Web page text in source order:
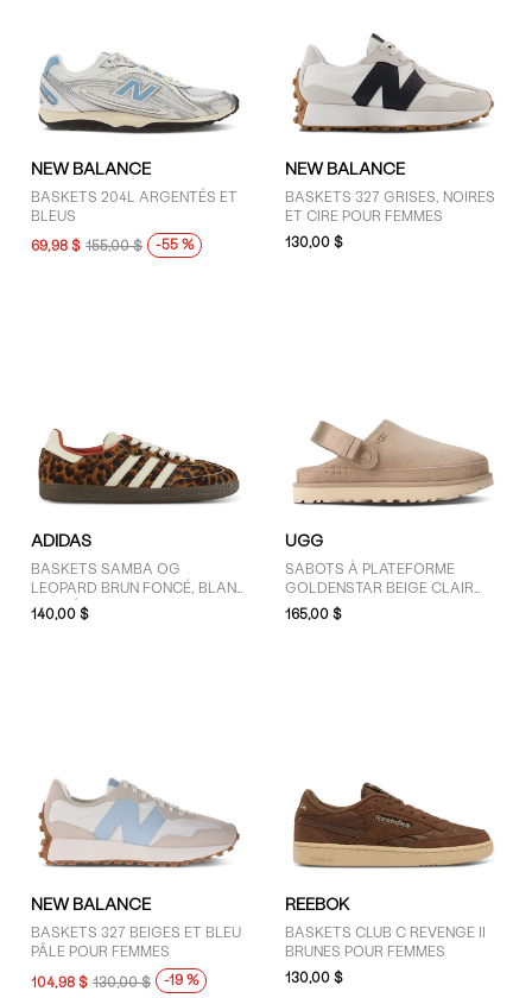
NEW BALANCE
BASKETS 204L ARGENTÉS ET
BLEUS
69,98 $ 155,00 $ -55 %
NEW BALANCE
BASKETS 327 GRISES, NOIRES
ET CIRE POUR FEMMES
130,00 $
ADIDAS
BASKETS SAMBA OG
LEOPARD BRUN FONCÉ, BLANC
CASSÉ ET ORANGES POUR
FEMMES
140,00 $
UGG
SABOTS À PLATEFORME
GOLDENSTAR BEIGE CLAIR
POUR FEMMES
165,00 $
NEW BALANCE
BASKETS 327 BEIGES ET BLEU
PÂLE POUR FEMMES
104,98 $ 130,00 $ -19 %
REEBOK
BASKETS CLUB C REVENGE II
BRUNES POUR FEMMES
130,00 $